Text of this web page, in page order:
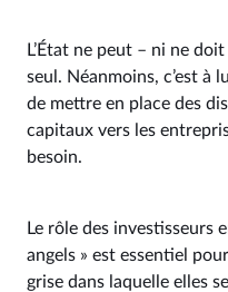
L’État ne peut – ni ne
seul. Néanmoins, c’est à
de mettre en place des
capitaux vers les
besoin.
Le rôle des investisseurs
angels » est essentiel
grise dans laquelle elles